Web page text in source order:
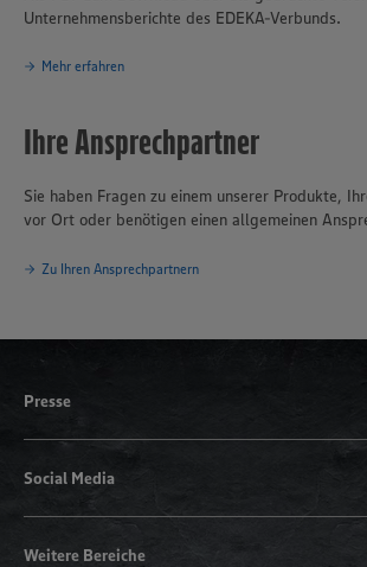
Unternehmensberichte des EDEKA-Verbunds.
Mehr erfahren
Ihre Ansprechpartner
Sie haben Fragen zu einem unserer Produkte,
vor Ort oder benötigen einen allgemeinen
Zu Ihren Ansprechpartnern
Presse
Social Media
Weitere Bereiche